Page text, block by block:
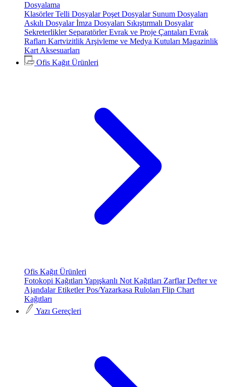
Dosyalama
KlasörlerTelli DosyalarPoşet Dosyalar Sunum Dosyaları
Askılı Dosyalarİmza Dosyaları Sıkıştırmalı Dosyalar
Sekreterlikler SeparatörlerEvrak ve Proje Çantaları Evrak
Rafları Kartvizitlik Arşivleme ve Medya Kutuları Magazinlik
Kart Aksesuarları
Ofis Kağıt Ürünleri
Ofis Kağıt Ürünleri
Fotokopi Kağıtları Yapışkanlı Not Kağıtları ZarflarDefter ve
AjandalarEtiketlerPos/Yazarkasa Ruloları Flip Chart
Kağıtları
Yazı Gereçleri